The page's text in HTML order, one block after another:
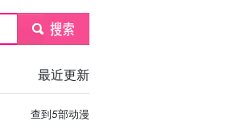
submit
最近更新
查到 5部动漫